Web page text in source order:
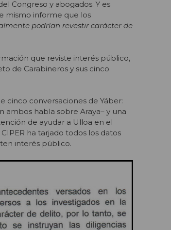
Congreso y abogados. Y es
mismo informe que los
podrían revestir carácter de
que reviste interés público,
de Carabineros y sus cinco
cinco conversaciones de Yáber:
ambos habla sobre Araya– y una
de ayudar a Ulloa en el
ha tarjado todos los datos
interés público.